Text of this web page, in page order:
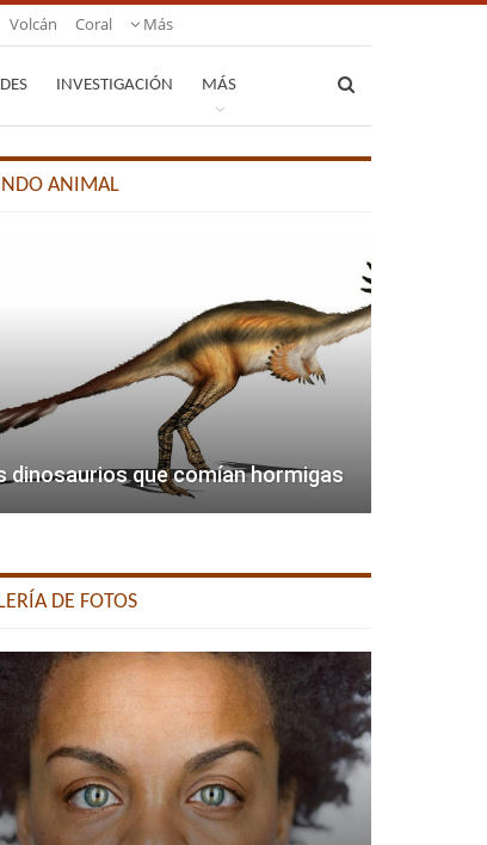
Volcán Coral Más
INVESTIGACIÓN MÁS
ANIMAL
dinosaurios que comían hormigas
DE FOTOS